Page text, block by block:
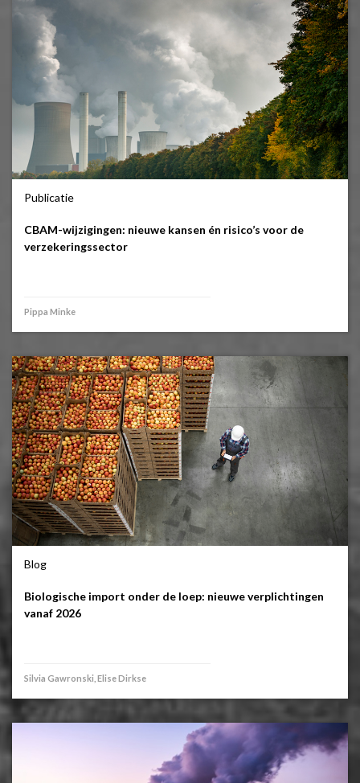
Publicatie
CBAM-wijzigingen: nieuwe kansen én risico’s voor de
verzekeringssector
Pippa Minke
Blog
Biologische import onder de loep: nieuwe verplichtingen
vanaf 2026
Silvia Gawronski, Elise Dirkse